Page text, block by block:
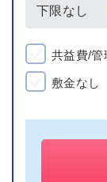
共益費/管
敷金なし